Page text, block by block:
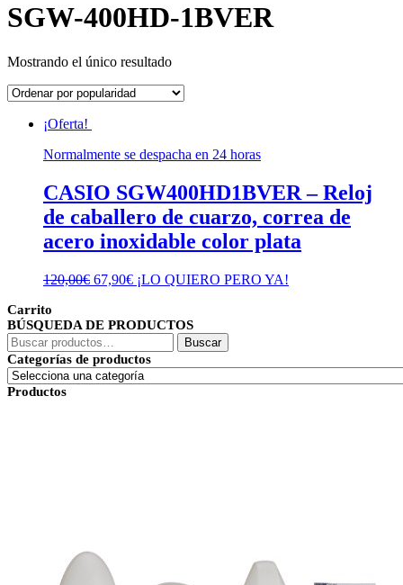
SGW-400HD-1BVER
Mostrando el único resultado
¡Oferta!
Normalmente se despacha en 24 horas
CASIO SGW400HD1BVER – Reloj
de caballero de cuarzo, correa de
acero inoxidable color plata
120,00€ El
era:
120,00€.
67,90€El
es:
¡LO QUIERO PERO YA!
Carrito
BÚSQUEDA DE PRODUCTOS
Buscar
por:
Buscar
Categorías de productos
Productos